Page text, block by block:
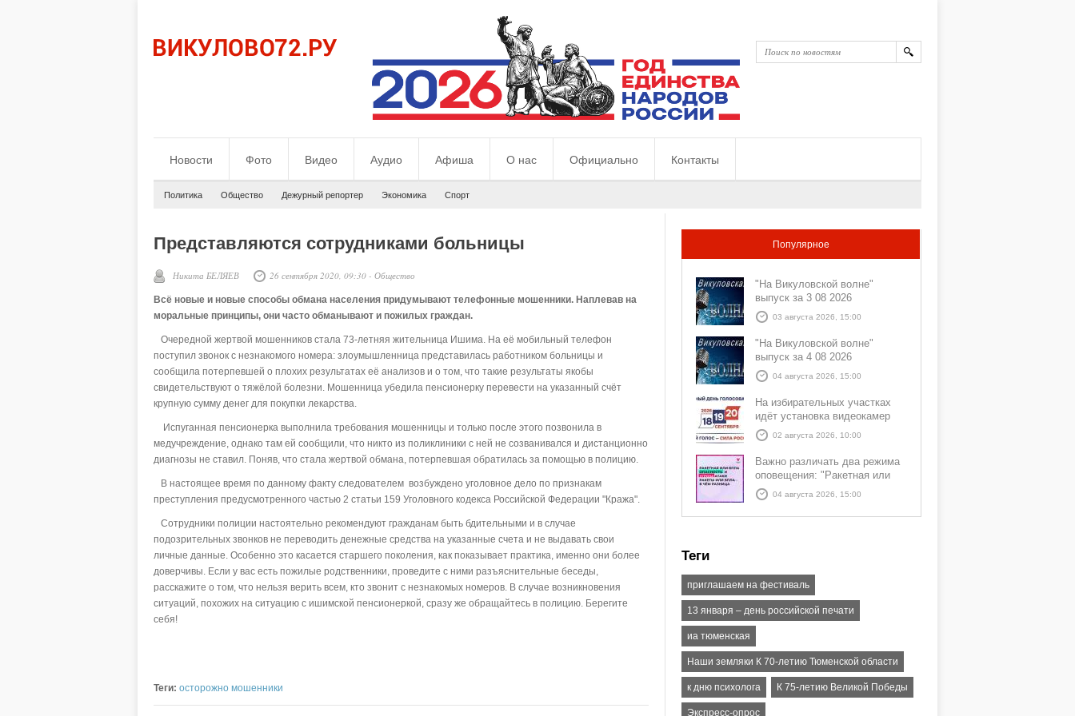
Новости Фото Видео Аудио Афиша О нас Официально Контакты
Политика Общество Дежурный репортер Экономика Спорт
Представляются сотрудниками больницы
Никита БЕЛЯЕВ 26 сентября 2020, 09:30 - Общество
Всё новые и новые способы обмана населения придумывают телефонные мошенники. Наплевав на
моральные принципы, они часто обманывают и пожилых граждан.
Очередной жертвой мошенников стала 73-летняя жительница Ишима. На её мобильный телефон
поступил звонок с незнакомого номера: злоумышленница представилась работником больницы и
сообщила потерпевшей о плохих результатах её анализов и о том, что такие результаты якобы
свидетельствуют о тяжёлой болезни. Мошенница убедила пенсионерку перевести на указанный счёт
крупную сумму денег для покупки лекарства.
Испуганная пенсионерка выполнила требования мошенницы и только после этого позвонила в
медучреждение, однако там ей сообщили, что никто из поликлиники с ней не созванивался и дистанционно
диагнозы не ставил. Поняв, что стала жертвой обмана, потерпевшая обратилась за помощью в полицию.
В настоящее время по данному факту следователем возбуждено уголовное дело по признакам
преступления предусмотренного частью 2 статьи 159 Уголовного кодекса Российской Федерации "Кража".
Сотрудники полиции настоятельно рекомендуют гражданам быть бдительными и в случае
подозрительных звонков не переводить денежные средства на указанные счета и не выдавать свои
личные данные. Особенно это касается старшего поколения, как показывает практика, именно они более
доверчивы. Если у вас есть пожилые родственники, проведите с ними разъяснительные беседы,
расскажите о том, что нельзя верить всем, кто звонит с незнакомых номеров. В случае возникновения
ситуаций, похожих на ситуацию с ишимской пенсионеркой, сразу же обращайтесь в полицию. Берегите
себя!
Теги: осторожно мошенники
Популярное
"На Викуловской волне"
выпуск за 3 08 2026
03 августа 2026, 15:00
"На Викуловской волне"
выпуск за 4 08 2026
04 августа 2026, 15:00
На избирательных участках
идёт установка видеокамер
02 августа 2026, 10:00
Важно различать два режима
оповещения: "Ракетная или
БПЛА опасность" и "Угроза
атаки ракеты или БПЛА"
04 августа 2026, 15:00
Теги
приглашаем на фестиваль
13 января – день российской печати
иа тюменская
Наши земляки К 70-летию Тюменской области
к дню психолога К 75-летию Великой Победы
Экспресс-опрос